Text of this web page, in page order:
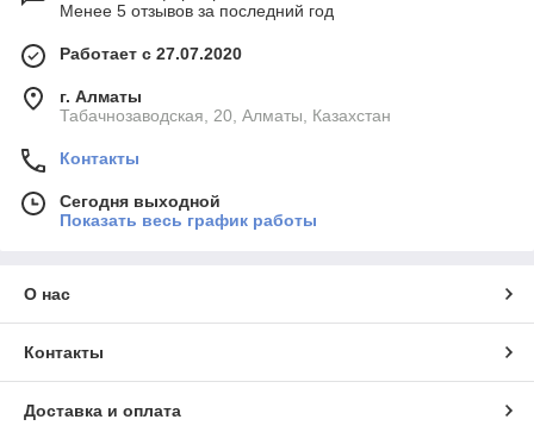
Менее 5 отзывов за последний год
Работает с 27.07.2020
г. Алматы
Табачнозаводская, 20, Алматы, Казахстан
Контакты
Сегодня выходной
Показать весь график работы
О нас
Контакты
Доставка и оплата